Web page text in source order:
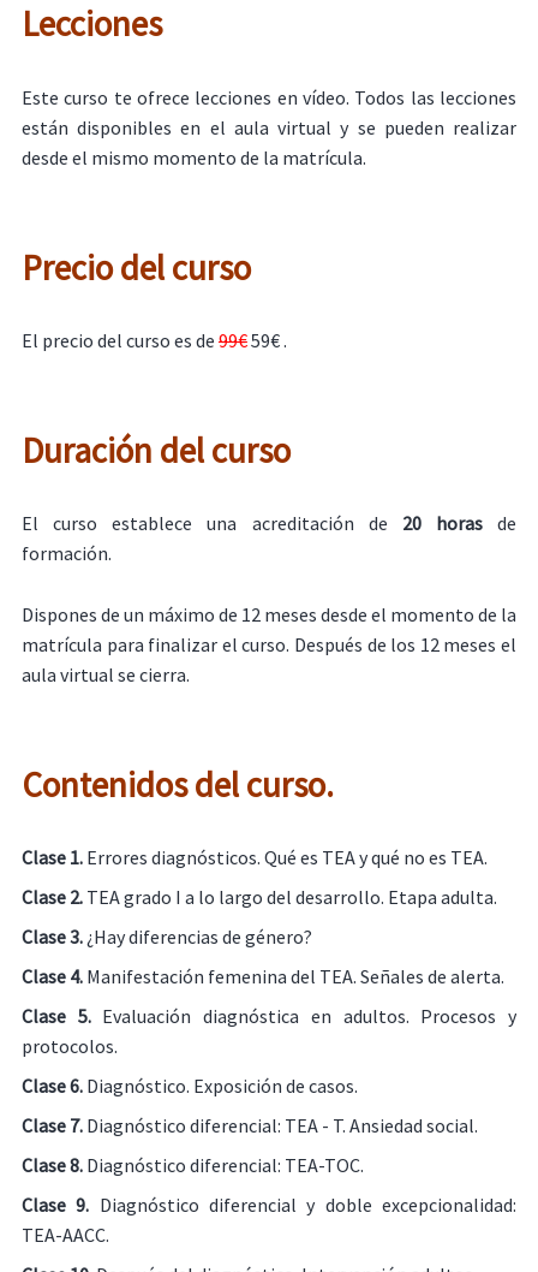
Lecciones
Este curso te ofrece lecciones en vídeo. Todos las lecciones
están disponibles en el aula virtual y se pueden realizar
desde el mismo momento de la matrícula.
Precio del curso
El precio del curso es de 99€59€ .
Duración del curso
El curso establece una acreditación de 20 horasde
formación.
Dispones de un máximo de 12 meses desde el momento de la
matrícula para finalizar el curso. Después de los 12 meses el
aula virtual se cierra.
Contenidos del curso.
Clase 1. Errores diagnósticos. Qué es TEA y qué no es TEA.
Clase 2. TEA grado I a lo largo del desarrollo. Etapa adulta.
Clase 3. ¿Hay diferencias de género?
Clase 4.Manifestación femenina del TEA. Señales de alerta.
Clase 5.Evaluación diagnóstica en adultos. Procesos y
protocolos.
Clase 6. Diagnóstico. Exposición de casos.
Clase 7. Diagnóstico diferencial: TEA - T. Ansiedad social.
Clase 8. Diagnóstico diferencial: TEA-TOC.
Clase 9. Diagnóstico diferencial y doble excepcionalidad:
TEA-AACC.